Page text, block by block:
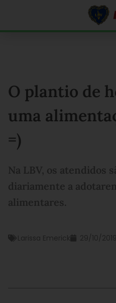
O plantio de
uma
=)
Na LBV, os atendidos
diariamente a
alimentares.
Larissa Emerick 29/10/2019